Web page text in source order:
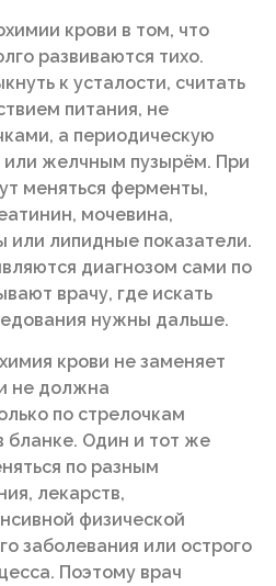
крови в том, что
развиваются тихо.
к усталости, считать
питания, не
а периодическую
желчным пузырём. При
меняться ферменты,
мочевина,
или липидные показатели.
диагнозом сами по
врачу, где искать
нужны дальше.
крови не заменяет
не должна
по стрелочкам
Один и тот же
по разным
лекарств,
физической
заболевания или острого
Поэтому врач